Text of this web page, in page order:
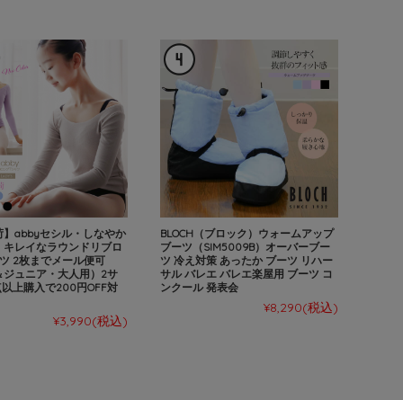
】abbyセシル・しなやか
レイなラウンドリブロ
2枚までメール便可
ジュニア・大人用）2サ
上購入で200円OFF対
¥3,990(税込)
BLOCH（ブロック）ウォームアップ
ブーツ（SIM5009B）オーバーブー
ツ 冷え対策 あったか ブーツ リハー
サル バレエ バレエ楽屋用 ブーツ コ
ンクール 発表会
¥8,290(税込)